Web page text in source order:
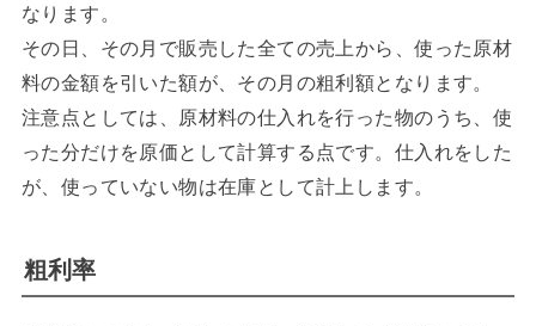
なります。
その日、その月で販売した全ての売上から、使った原材
料の金額を引いた額が、その月の粗利額となります。
注意点としては、原材料の仕入れを行った物のうち、使
った分だけを原価として計算する点です。仕入れをした
が、使っていない物は在庫として計上します。
粗利率